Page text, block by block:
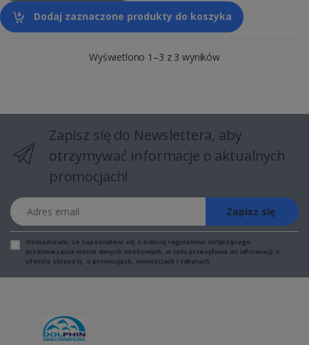
Dodaj zaznaczone produkty do koszyka
Wyświetlono 1–3 z 3 wyników
Zapisz się do Newslettera, aby
otrzymywać informacje o aktualnych
promocjach!
Adres email
Zapisz się
Oświadczam, że zapoznałem się z treścią regulaminu dotyczącego
przetwarzania moich danych osobowych, w celu przesyłania mi informacji o
ofercie sklepu tj. o promocjach, nowościach i rabatach.